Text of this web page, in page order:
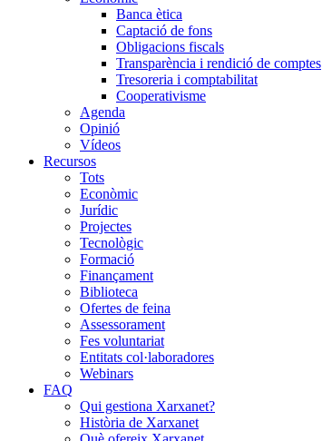
Banca ètica
Captació de fons
Obligacions fiscals
Transparència i rendició de comptes
Tresoreria i comptabilitat
Cooperativisme
Agenda
Opinió
Vídeos
Recursos
Tots
Econòmic
Jurídic
Projectes
Tecnològic
Formació
Finançament
Biblioteca
Ofertes de feina
Assessorament
Fes voluntariat
Entitats col·laboradores
Webinars
FAQ
Qui gestiona Xarxanet?
Història de Xarxanet